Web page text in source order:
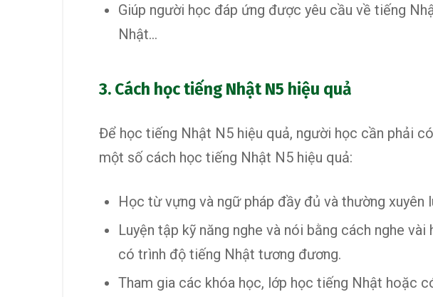
Giúp người học đáp ứng được yêu cầu về tiếng
Nhật…
3. Cách học tiếng Nhật N5 hiệu quả
Để học tiếng Nhật N5 hiệu quả, người học cần phải
một số cách học tiếng Nhật N5 hiệu quả:
Học từ vựng và ngữ pháp đầy đủ và thường
Luyện tập kỹ năng nghe và nói bằng cách nghe
có trình độ tiếng Nhật tương đương.
Tham gia các khóa học, lớp học tiếng Nhật hoặc